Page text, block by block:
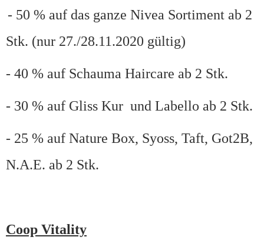
- 50 % auf das ganze Nivea Sortiment ab 2
Stk. (nur 27./28.11.2020 gültig)
- 40 % auf Schauma Haircare ab 2 Stk.
- 30 % auf Gliss Kur und Labello ab 2 Stk.
- 25 % auf Nature Box, Syoss, Taft, Got2B,
N.A.E. ab 2 Stk.
Coop Vitality